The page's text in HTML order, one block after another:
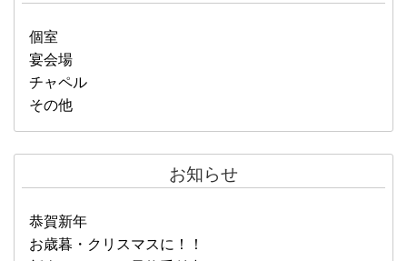
個室
宴会場
チャペル
その他
お知らせ
恭賀新年
お歳暮・クリスマスに！！